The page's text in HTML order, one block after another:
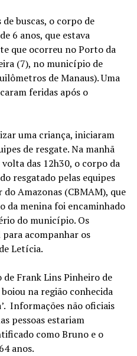
buscas, o corpo de
6 anos, que estava
que ocorreu no Porto da
(7), no município de
de Manaus). Uma
feridas após o
uma criança, iniciaram
de resgate. Na manhã
das 12h30, o corpo da
resgatado pelas equipes
Amazonas (CBMAM), que
da menina foi encaminhado
do município. Os
acompanhar os
Letícia.
Frank Lins Pinheiro de
na região conhecida
Informações não oficiais
pessoas estariam
como Bruno e o
anos.